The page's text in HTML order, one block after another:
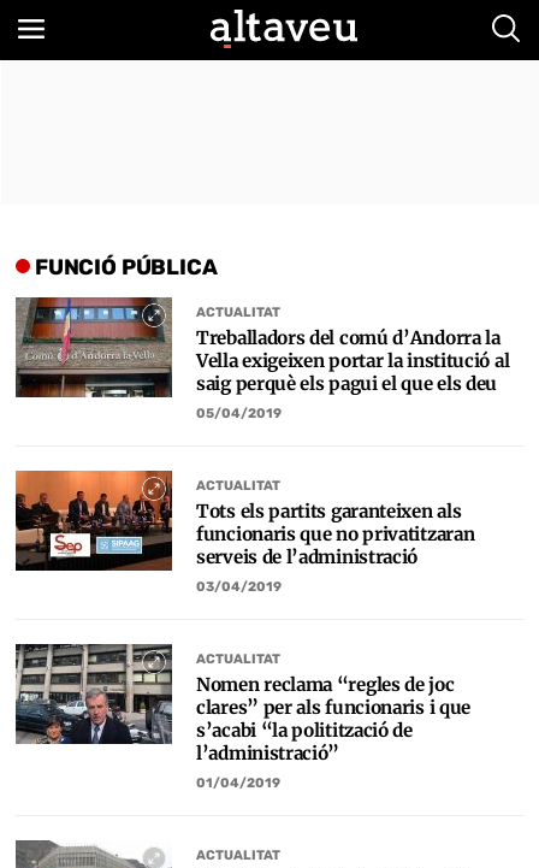
FUNCIÓ PÚBLICA
ACTUALITAT
Treballadors del comú d’Andorra la
Vella exigeixen portar la institució al
saig perquè els pagui el que els deu
05/04/2019
ACTUALITAT
Tots els partits garanteixen als
funcionaris que no privatitzaran
serveis de l’administració
03/04/2019
ACTUALITAT
Nomen reclama “regles de joc
clares” per als funcionaris i que
s’acabi “la politització de
l’administració”
01/04/2019
ACTUALITAT